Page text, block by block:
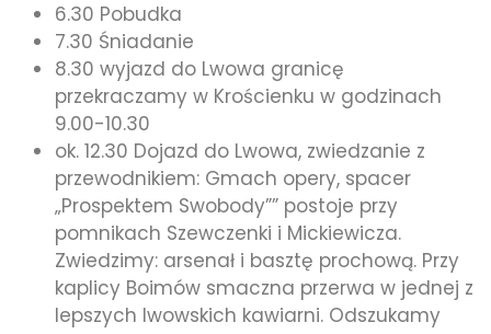
6.30 Pobudka
7.30 Śniadanie
8.30 wyjazd do Lwowa granicę
przekraczamy w Krościenku w godzinach
9.00-10.30
ok. 12.30 Dojazd do Lwowa, zwiedzanie z
przewodnikiem: Gmach opery, spacer
„Prospektem Swobody”” postoje przy
pomnikach Szewczenki i Mickiewicza.
Zwiedzimy: arsenał i basztę prochową. Przy
kaplicy Boimów smaczna przerwa w jednej z
lepszych lwowskich kawiarni. Odszukamy